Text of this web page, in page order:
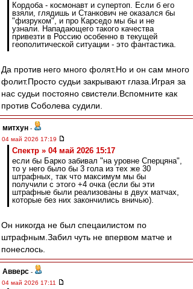
Кордоба - космонавт и супертоп. Если б его
взяли, глядишь и Станкович не оказался бы
"физруком", и про Карседо мы бы и не
узнали. Нападающего такого качества
привезти в Россию особенно в текущей
геополитической ситуации - это фантастика.
Да против него много фолят.Но и он сам много
фолит.Просто судьи закрывают глаза.Играя за
нас судьи постояно свистели.Вспомните как
против Соболева судили.
митхун -
04 май 2026 17:19
Спектр » 04 май 2026 15:17
если бы Барко забивал "на уровне Сперцяна",
то у него было бы 3 гола из тех же 30
штрафных, так что максимум мы бы
получили с этого +4 очка (если бы эти
штрафные были реализованы в двух матчах,
которые без них закончились вничью).
Он никогда не был спецаилистом по
штрафным.Забил чуть не впервом матче и
понеслось.
Авверс -
04 май 2026 17:11